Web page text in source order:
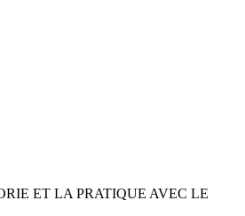
ET LA PRATIQUE AVEC LE